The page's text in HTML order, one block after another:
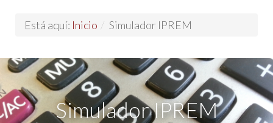
Está aquí: Inicio / Simulador IPREM
Simulador IPREM